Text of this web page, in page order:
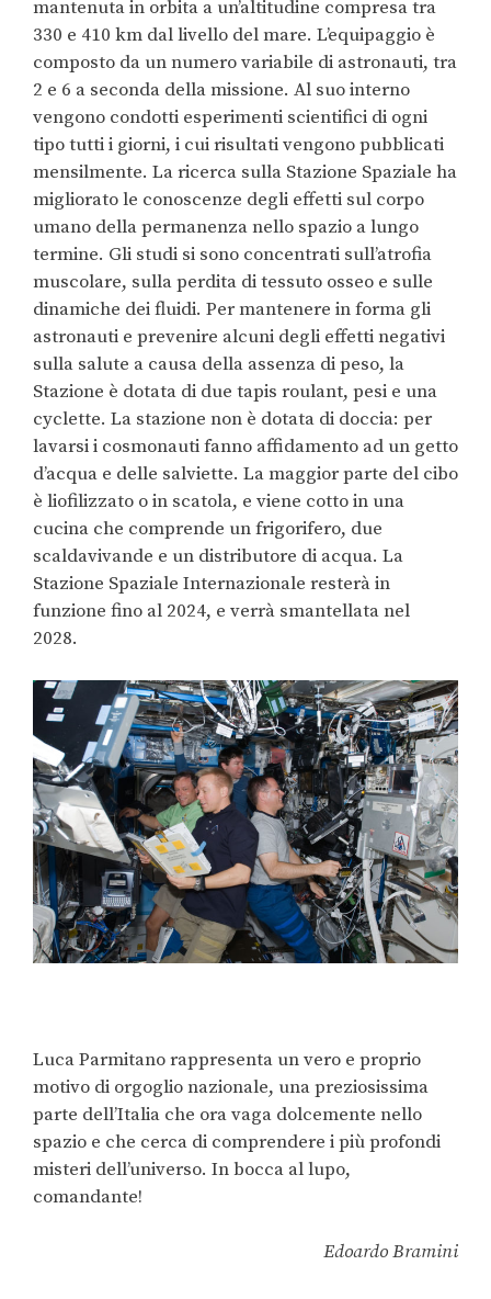
mantenuta in orbita a un’altitudine compresa tra
330 e 410 km dal livello del mare. L’equipaggio è
composto da un numero variabile di astronauti, tra
2 e 6 a seconda della missione. Al suo interno
vengono condotti esperimenti scientifici di ogni
tipo tutti i giorni, i cui risultati vengono pubblicati
mensilmente. La ricerca sulla Stazione Spaziale ha
migliorato le conoscenze degli effetti sul corpo
umano della permanenza nello spazio a lungo
termine. Gli studi si sono concentrati sull’atrofia
muscolare, sulla perdita di tessuto osseo e sulle
dinamiche dei fluidi. Per mantenere in forma gli
astronauti e prevenire alcuni degli effetti negativi
sulla salute a causa della assenza di peso, la
Stazione è dotata di due tapis roulant, pesi e una
cyclette. La stazione non è dotata di doccia: per
lavarsi i cosmonauti fanno affidamento ad un getto
d’acqua e delle salviette. La maggior parte del cibo
è liofilizzato o in scatola, e viene cotto in una
cucina che comprende un frigorifero, due
scaldavivande e un distributore di acqua. La
Stazione Spaziale Internazionale resterà in
funzione fino al 2024, e verrà smantellata nel
2028.
Luca Parmitano rappresenta un vero e proprio
motivo di orgoglio nazionale, una preziosissima
parte dell’Italia che ora vaga dolcemente nello
spazio e che cerca di comprendere i più profondi
misteri dell’universo. In bocca al lupo,
comandante!
Edoardo Bramini